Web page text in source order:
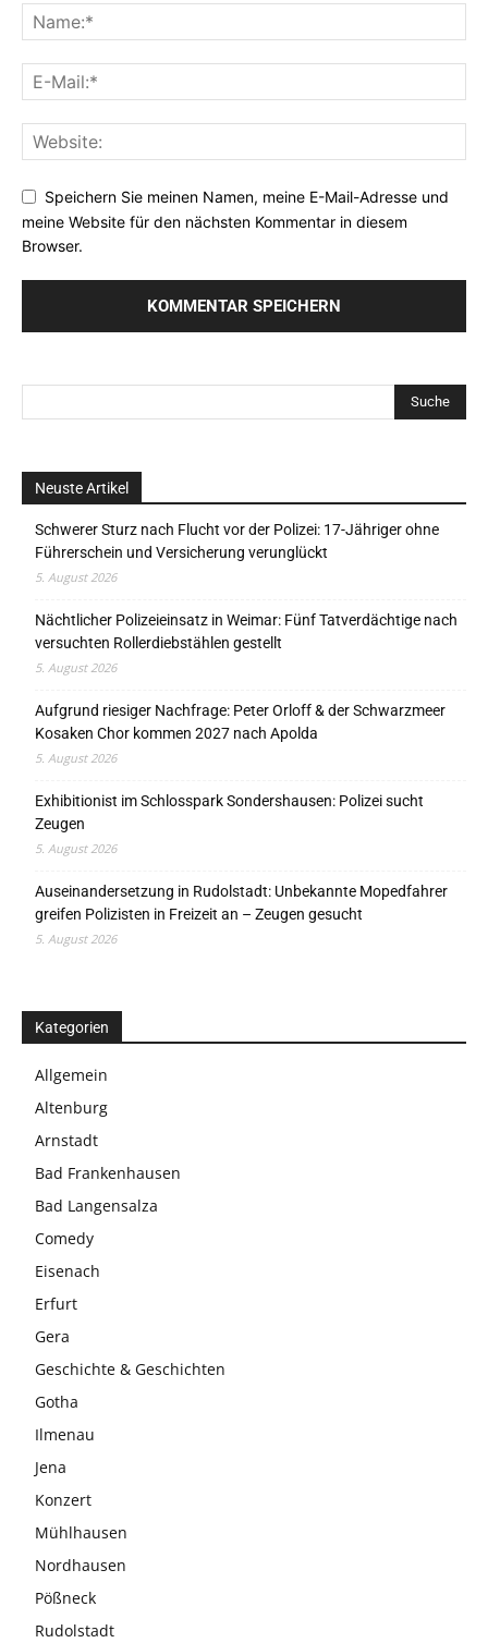
Speichern Sie meinen Namen, meine E-Mail-Adresse und
meine Website für den nächsten Kommentar in diesem
Browser.
Neuste Artikel
Schwerer Sturz nach Flucht vor der Polizei: 17-Jähriger ohne
Führerschein und Versicherung verunglückt
5. August 2026
Nächtlicher Polizeieinsatz in Weimar: Fünf Tatverdächtige nach
versuchten Rollerdiebstählen gestellt
5. August 2026
Aufgrund riesiger Nachfrage: Peter Orloff & der Schwarzmeer
Kosaken Chor kommen 2027 nach Apolda
5. August 2026
Exhibitionist im Schlosspark Sondershausen: Polizei sucht
Zeugen
5. August 2026
Auseinandersetzung in Rudolstadt: Unbekannte Mopedfahrer
greifen Polizisten in Freizeit an – Zeugen gesucht
5. August 2026
Kategorien
Allgemein
Altenburg
Arnstadt
Bad Frankenhausen
Bad Langensalza
Comedy
Eisenach
Erfurt
Gera
Geschichte & Geschichten
Gotha
Ilmenau
Jena
Konzert
Mühlhausen
Nordhausen
Pößneck
Rudolstadt